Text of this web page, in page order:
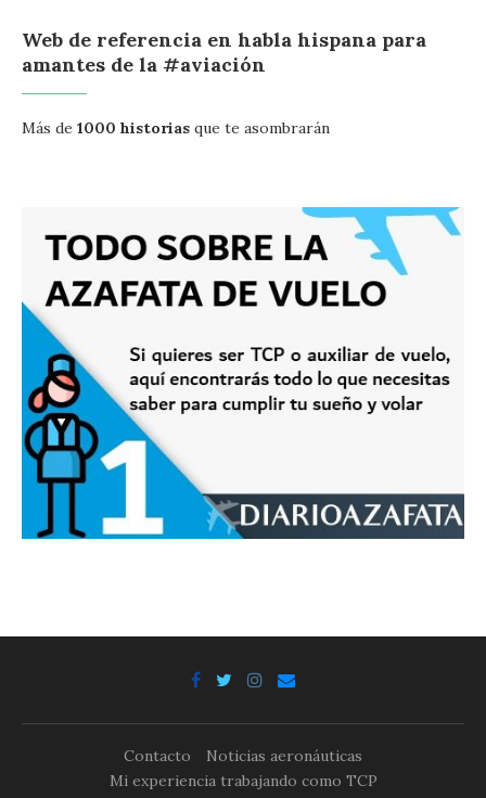
Web de referencia en habla hispana para
amantes de la #aviación
Más de 1000 historias que te asombrarán
Contacto
Noticias aeronáuticas
Mi experiencia trabajando como TCP